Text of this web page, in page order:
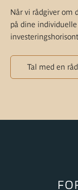
Når vi rådgiver om
på dine
Tal med en